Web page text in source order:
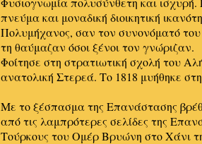
πνεύμα και μοναδική διοικητική
Πολυμήχανος, σαν τον συνονόματό του
τη θαύμαζαν όσοι ξένοι τον γνώριζαν.
Φοίτησε στη στρατιωτική σχολή του
ανατολική Στερεά. Το 1818 μυήθηκε
Με το ξέσπασμα της Επανάστασης
από τις λαμπρότερες σελίδες της
Τούρκους του Ομέρ Βρυώνη στο Χάνι